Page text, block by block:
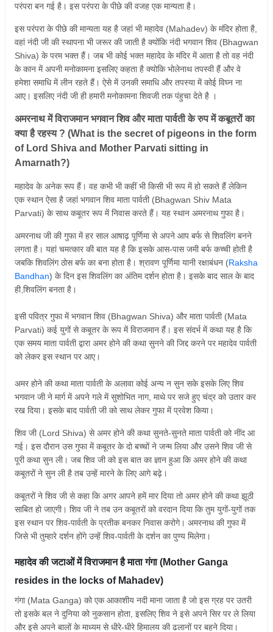
परंपरा बन गई है। इस परंपरा के पीछे की वजह एक मान्यता है।
इस परंपरा के पीछे की मान्यता यह है जहां भी महादेव (Mahadev) के मंदिर होता है,
वहां नंदी जी की स्थापना भी जरूर की जाती है क्योंकि नंदी भगवान शिव (Bhagwan
Shiva) के परम भक्त हैं। जब भी कोई भक्त महादेव के मंदिर में आता है तो वह नंदी
के कान में अपनी मनोकामना इसलिए कहता है क्योकि भोलेनाथ तपस्वी हैं और वे
हमेशा समाधि में लीन रहते हैं। ऐसे में उनकी समाधि और तपस्या में कोई विघ्न ना
आए। इसलिए नंदी जी ही हमारी मनोकामना शिवजी तक पंहुचा देते है ।
अमरनाथ में विराजमान भगवान शिव और माता पार्वती के रुप में कबूतरों का
क्या है रहस्य ? (What is the secret of pigeons in the form
of Lord Shiva and Mother Parvati sitting in
Amarnath?)
महादेव के अनेक रूप हैं। वह कभी भी कहीं भी किसी भी रूप में हो सकते हैं लेकिन
एक स्थान ऐसा है जहां भगवान शिव माता पार्वती (Bhagwan Shiv Mata
Parvati) के साथ कबूतर रूप में निवास करते हैं। यह स्थान अमरनाथ गुफा है।
अमरनाथ जी की गुफा में हर साल आषाढ़ पूर्णिमा से अपने आप बर्फ से शिवलिंग बनने
लगता है। यहां चमत्कार की बात यह है कि इसके आस-पास जमी बर्फ कच्ची होती है
जबकि शिवलिंग ठोस बर्फ का बना होता है। श्रावण पूर्णिमा यानी रक्षाबंधन (Raksha
Bandhan) के दिन इस शिवलिंग का अंतिम दर्शन होता है। इसके बाद साल के बाद
ही शि़वलिंग बनता है।
इसी पवित्र गुफा में भगवान शिव (Bhagwan Shiva) और माता पार्वती (Mata
Parvati) कई युगों से कबूतर के रूप में विराजमान हैं। इस संदर्भ में कथा यह है कि
एक समय माता पार्वती द्वारा अमर होने की कथा सुनने की जिद्द करने पर महादेव पार्वती
को लेकर इस स्थान पर आए।
अमर होने की कथा माता पार्वती के अलावा कोई अन्य न सुन सके इसके लिए शिव
भगवान जी ने मार्ग में अपने गले में सुशोभित नाग, माथे पर सजे हुए चंद्र को उतार कर
रख दिया। इसके बाद पार्वती जी को साथ लेकर गुफा में प्रवेश किया।
शिव जी (Lord Shiva) से अमर होने की कथा सुनते-सुनते माता पार्वती को नींद आ
गई। इस दौरान उस गुफा में कबूतर के दो बच्चों ने जन्म लिया और उसने शिव जी से
पूरी कथा सुन ली। जब शिव जी को इस बात का ज्ञान हुआ कि अमर होने की कथा
कबूतरों ने सुन ली है तब उन्हें मारने के लिए आगे बढ़े।
कबूतरों ने शिव जी से कहा कि अगर आपने हमें मार दिया तो अमर होने की कथा झूठी
साबित हो जाएगी। शिव जी ने तब उन कबूतरों को वरदान दिया कि तुम युगों-युगों तक
इस स्थान पर शिव-पार्वती के प्रतीक बनकर निवास करोगे। अमरनाथ की गुफा में
जिसे भी तुम्हारे दर्शन होंगे उन्हें शिव-पार्वती के दर्शन का पुण्य मिलेगा।
महादेव की जटाओं में विराजमान है माता गंगा (Mother Ganga
resides in the locks of Mahadev)
गंगा (Mata Ganga) को एक आकाशीय नदी माना जाता है जो इस ग्रह पर उतरी
तो इसके बल ने दुनिया को नुकसान होता, इसलिए शिव ने इसे अपने सिर पर ले लिया
और इसे अपने बालों के माध्यम से धीरे-धीरे हिमालय की ढलानों पर बहने दिया।